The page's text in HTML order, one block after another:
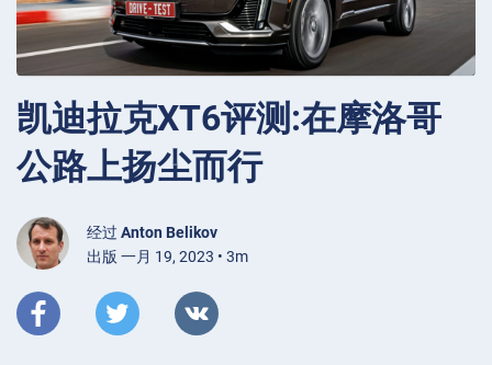
凯迪拉克XT6评测:在摩洛哥
公路上扬尘而行
经过 Anton Belikov
出版 一月 19, 2023 • 3m